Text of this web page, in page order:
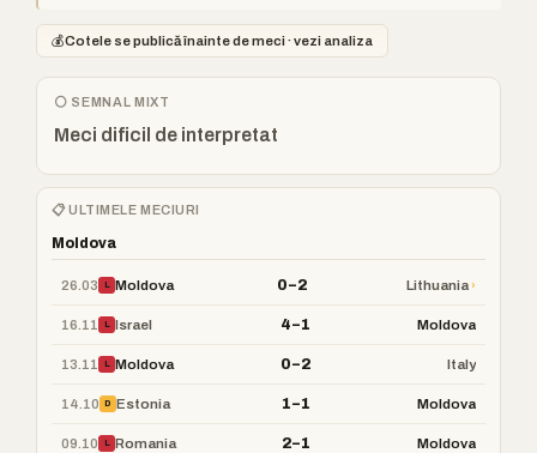
💰Cotele se publică înainte de meci · vezi analiza
⚪ SEMNAL MIXT
Meci dificil de interpretat
📋 ULTIMELE MECIURI
Moldova
26.03 L Moldova 0–2 Lithuania›
16.11 L Israel 4–1 Moldova
13.11 L Moldova 0–2 Italy
14.10 D Estonia 1–1 Moldova
09.10 L Romania 2–1 Moldova